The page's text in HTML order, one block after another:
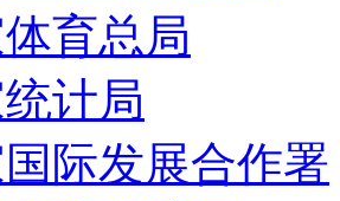
育总局
计局
际发展合作署